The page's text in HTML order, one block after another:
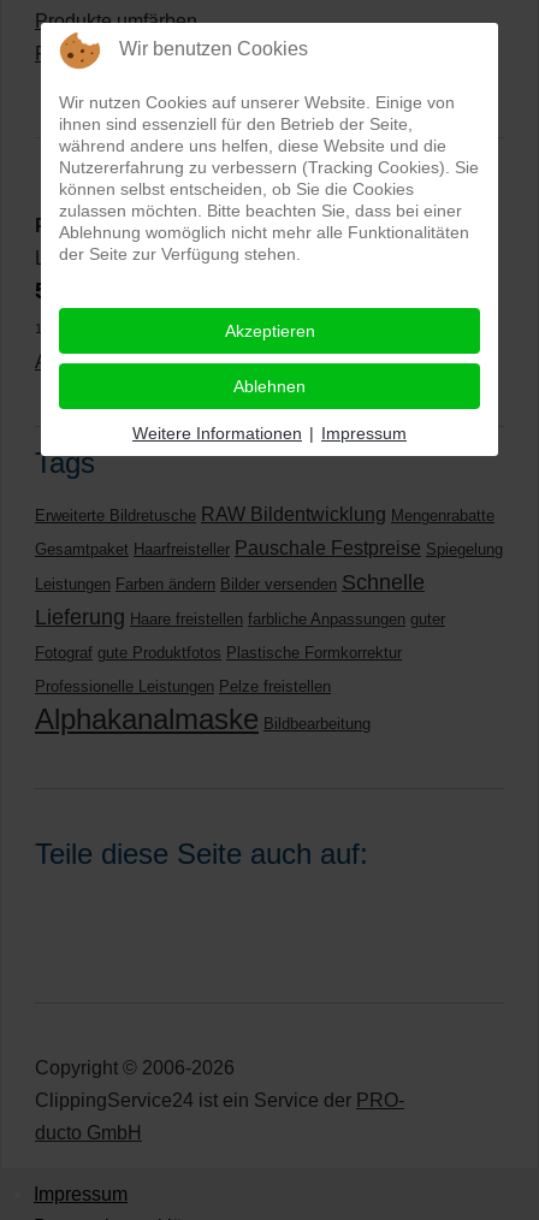
Produkte umfärben
Preisliste für digitale Bildbearbeitung
PRO-ducto GmbH, Fotografie und Bildbearbeitung in
Lichtenau
5,0
11.01.2026)
Alle Rezensionen ansehen|Bewertung abgeben
Tags
Erweiterte Bildretusche RAW Bildentwicklung Mengenrabatte
Gesamtpaket Haarfreisteller Pauschale Festpreise Spiegelung
Leistungen Farben ändern Bilder versenden Schnelle
Lieferung Haare freistellen farbliche Anpassungen guter
Fotograf gute Produktfotos Plastische Formkorrektur
Professionelle Leistungen Pelze freistellen
Alphakanalmaske Bildbearbeitung
Teile diese Seite auch auf:
Copyright © 2006-2026
ClippingService24 ist ein Service der PRO-
ducto GmbH
Impressum
Wir benutzen Cookies
Wir nutzen Cookies auf unserer Website. Einige von
ihnen sind essenziell für den Betrieb der Seite,
während andere uns helfen, diese Website und die
Nutzererfahrung zu verbessern (Tracking Cookies). Sie
können selbst entscheiden, ob Sie die Cookies
zulassen möchten. Bitte beachten Sie, dass bei einer
Ablehnung womöglich nicht mehr alle Funktionalitäten
der Seite zur Verfügung stehen.
Akzeptieren
Ablehnen
Weitere Informationen | Impressum